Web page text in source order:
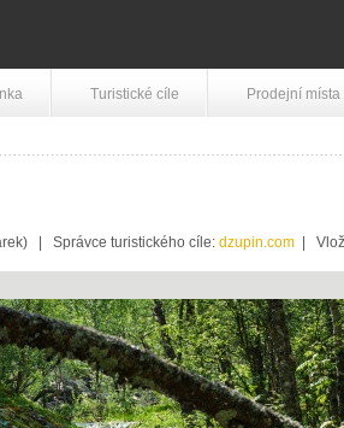
Turistické cíle Prodejní místa
| Správce turistického cíle: dzupin.com |